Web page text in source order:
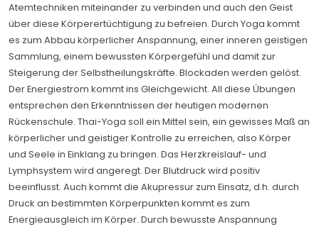
Atemtechniken miteinander zu verbinden und auch den Geist
über diese Körperertüchtigung zu befreien. Durch Yoga kommt
es zum Abbau körperlicher Anspannung, einer inneren geistigen
Sammlung, einem bewussten Körpergefühl und damit zur
Steigerung der Selbstheilungskräfte. Blockaden werden gelöst.
Der Energiestrom kommt ins Gleichgewicht. All diese Übungen
entsprechen den Erkenntnissen der heutigen modernen
Rückenschule. Thai-Yoga soll ein Mittel sein, ein gewisses Maß an
körperlicher und geistiger Kontrolle zu erreichen, also Körper
und Seele in Einklang zu bringen. Das Herzkreislauf- und
Lymphsystem wird angeregt. Der Blutdruck wird positiv
beeinflusst. Auch kommt die Akupressur zum Einsatz, d.h. durch
Druck an bestimmten Körperpunkten kommt es zum
Energieausgleich im Körper. Durch bewusste Anspannung